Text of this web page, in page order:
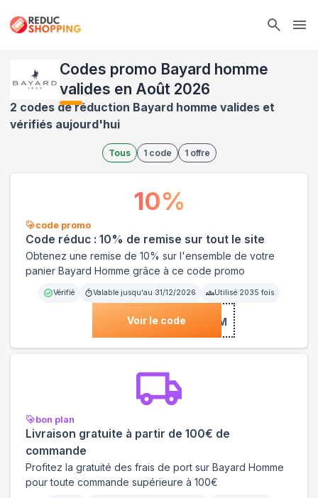
Codes promo Bayard homme
valides en Août 2026
2 codes de réduction Bayard homme valides et
vérifiés aujourd'hui
Tous 1 code 1 offre
code promo
Code réduc : 10% de remise sur tout le site
Obtenez une remise de 10% sur l'ensemble de votre
panier Bayard Homme grâce à ce code promo
Vérifié Valable jusqu'au 31/12/2026 Utilisé 2035 fois
Voir le code***COM
10%
bon plan
Livraison gratuite à partir de 100€ de
commande
Profitez la gratuité des frais de port sur Bayard Homme
pour toute commande supérieure à 100€